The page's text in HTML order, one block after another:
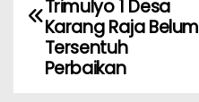
Trimulyo 1 Desa
Karang Raja Belum
Tersentuh
Perbaikan